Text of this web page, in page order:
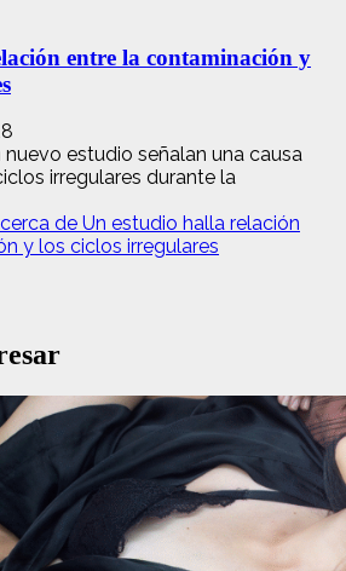
entre la contaminación y
estudio señalan una causa
irregulares durante la
de Un estudio halla relación
y los ciclos irregulares